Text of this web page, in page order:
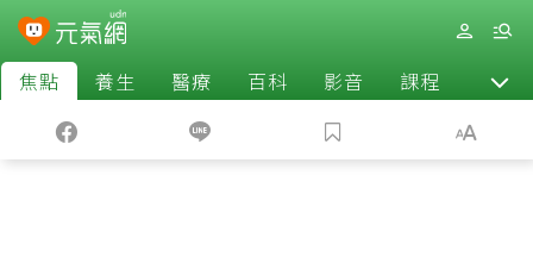
焦點 養生 醫療 百科 影音 課程 退休